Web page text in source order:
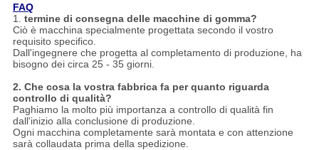
FAQ
1. termine di consegna delle macchine di gomma?
Ciò è macchina specialmente progettata secondo il vostro
requisito specifico.
Dall'ingegnere che progetta al completamento di produzione, ha
bisogno dei circa 25 - 35 giorni.
2. Che cosa la vostra fabbrica fa per quanto riguarda
controllo di qualità?
Paghiamo la molto più importanza a controllo di qualità fin
dall'inizio alla conclusione di produzione.
Ogni macchina completamente sarà montata e con attenzione
sarà collaudata prima della spedizione.